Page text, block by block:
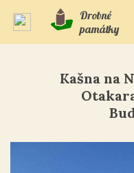
Drobné
památky
Kašna na